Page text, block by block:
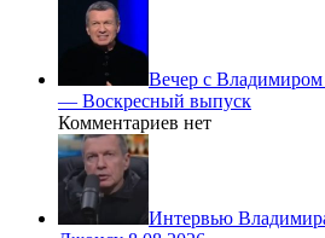
Вечер с
— Воскресный выпуск
Комментариев нет
Интервью